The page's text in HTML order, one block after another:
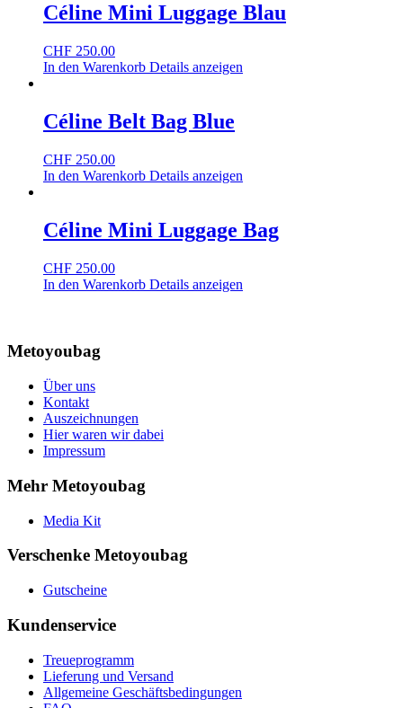
Céline Mini Luggage Blau
CHF 250.00
In den Warenkorb Details anzeigen
Céline Belt Bag Blue
CHF 250.00
In den Warenkorb Details anzeigen
Céline Mini Luggage Bag
CHF 250.00
In den Warenkorb Details anzeigen
Metoyoubag
Über uns
Kontakt
Auszeichnungen
Hier waren wir dabei
Impressum
Mehr Metoyoubag
Media Kit
Verschenke Metoyoubag
Gutscheine
Kundenservice
Treueprogramm
Lieferung und Versand
Allgemeine Geschäftsbedingungen